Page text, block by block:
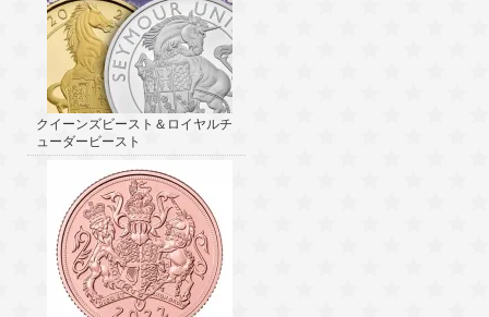
クイーンズビースト＆ロイヤルチ
ューダービースト